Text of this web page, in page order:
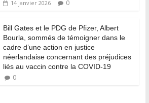
14 janvier 2026 0
Bill Gates et le PDG de Pfizer, Albert
Bourla, sommés de témoigner dans le
cadre d’une action en justice
néerlandaise concernant des préjudices
liés au vaccin contre la COVID-19
0